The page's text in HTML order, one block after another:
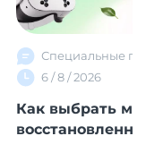
Специальные
6 / 8 / 2026
Как выбрать